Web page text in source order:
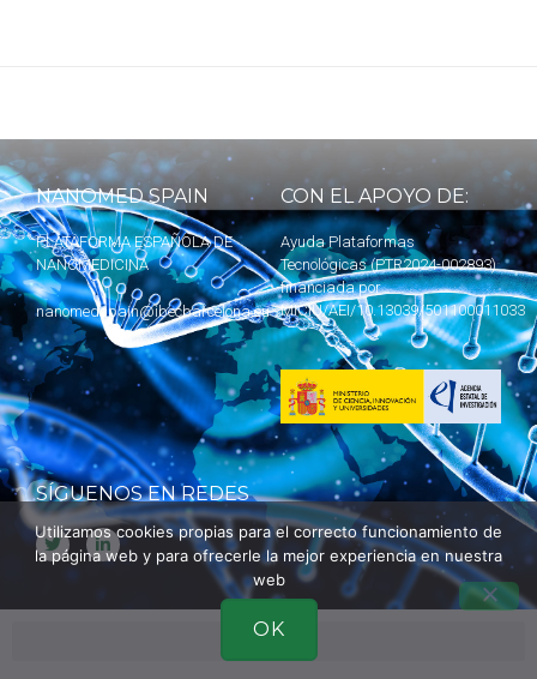
NANOMED SPAIN
PLATAFORMA ESPAÑOLA DE
NANOMEDICINA
nanomedspain@ibecbarcelona.eu
CON EL APOYO DE:
Ayuda Plataformas
Tecnológicas (PTR2024-002893)
financiada por
MICIU/AEI/10.13039/501100011033
SÍGUENOS EN REDES
Utilizamos cookies propias para el correcto funcionamiento de
la página web y para ofrecerle la mejor experiencia en nuestra
web
OK